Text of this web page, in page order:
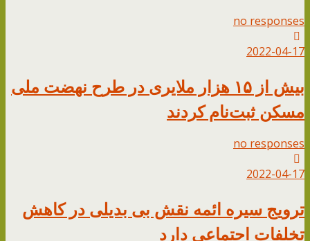
no responses
2022-04-17
بیش از ۱۵ هزار ملایری در طرح نهضت ملی
مسکن ثبت‌نام کردند
no responses
2022-04-17
ترویج سیره ائمه نقش بی بدیلی در کاهش
تخلفات اجتماعی دارد